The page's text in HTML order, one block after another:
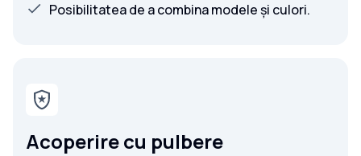
Posibilitatea de a combina modele și culori.
Acoperire cu pulbere